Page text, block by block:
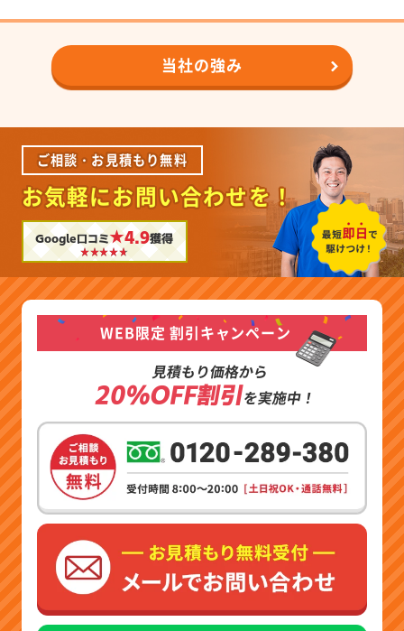
当社の強み
ご相談・お見積もり無料
お気軽にお問い合わせを！
Google口コミ★4.9獲得
WEB限定 割引キャンペーン
見積もり価格から
20%OFF割引を実施中！